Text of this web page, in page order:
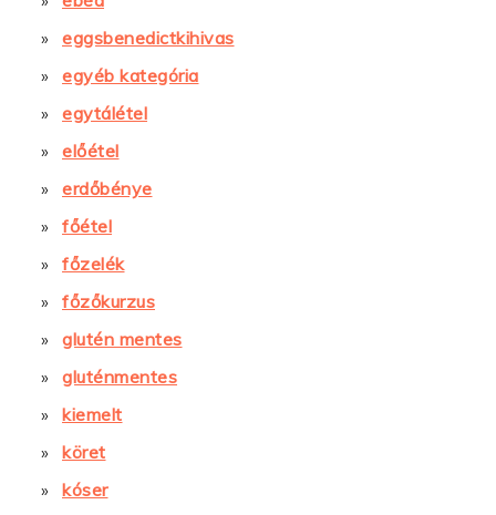
eggsbenedictkihivas
egyéb kategória
egytálétel
előétel
erdőbénye
főétel
főzelék
főzőkurzus
glutén mentes
gluténmentes
kiemelt
köret
kóser